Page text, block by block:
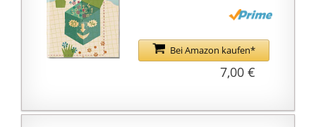
Bei Amazon kaufen*
7,00 €